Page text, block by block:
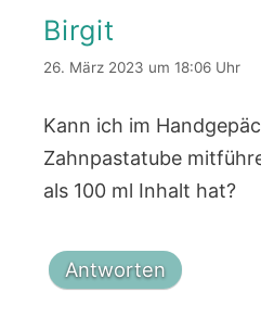
Birgit
26. März 2023 um 18:06 Uhr
Kann ich im
Zahnpastatube
als 100 ml Inhalt hat?
Antworten